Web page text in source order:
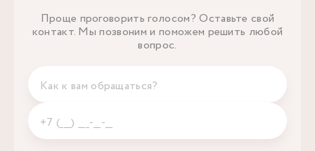
Проще проговорить голосом? Оставьте свой
контакт. Мы позвоним и поможем решить любой
вопрос.